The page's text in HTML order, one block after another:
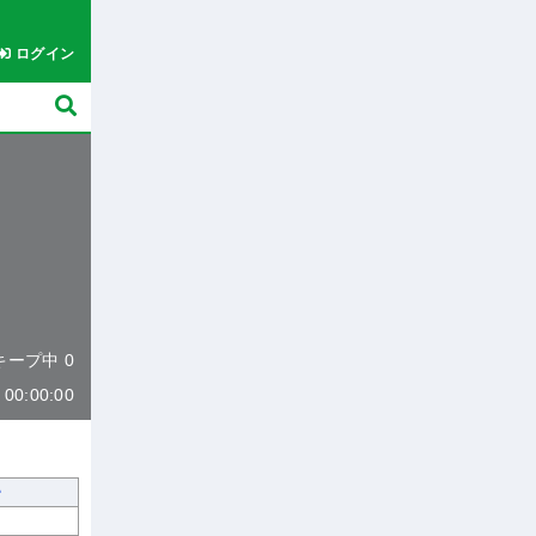
ログイン
ープ中 0
00:00:00